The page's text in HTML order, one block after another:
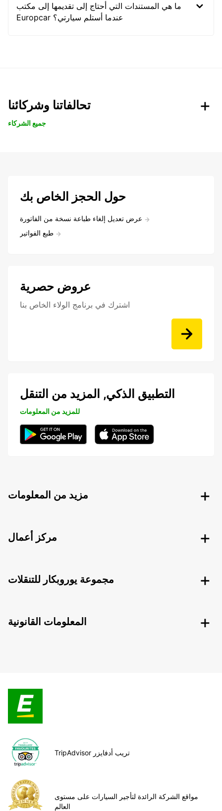
ما هي المستندات التي أحتاج إلى تقديمها إلى مكتب
Europcar عندما أستلم سيارتي؟
تحالفاتنا وشركائنا
جميع الشركاء
حول الحجز الخاص بك
عرض تعديل إلغاء طباعة نسخة من الفاتورة
طبع الفواتير
عروض حصرية
اشترك في برنامج الولاء الخاص بنا
التطبيق الذكي, المزيد من التنقل
للمزيد من المعلومات
مزيد من المعلومات
مركز أعمال
مجموعة يوروبكار للتنقلات
المعلومات القانونية
TripAdvisor تريب أدفايزر
مواقع الشركة الرائدة لتأجير السيارات على مستوى
العالم